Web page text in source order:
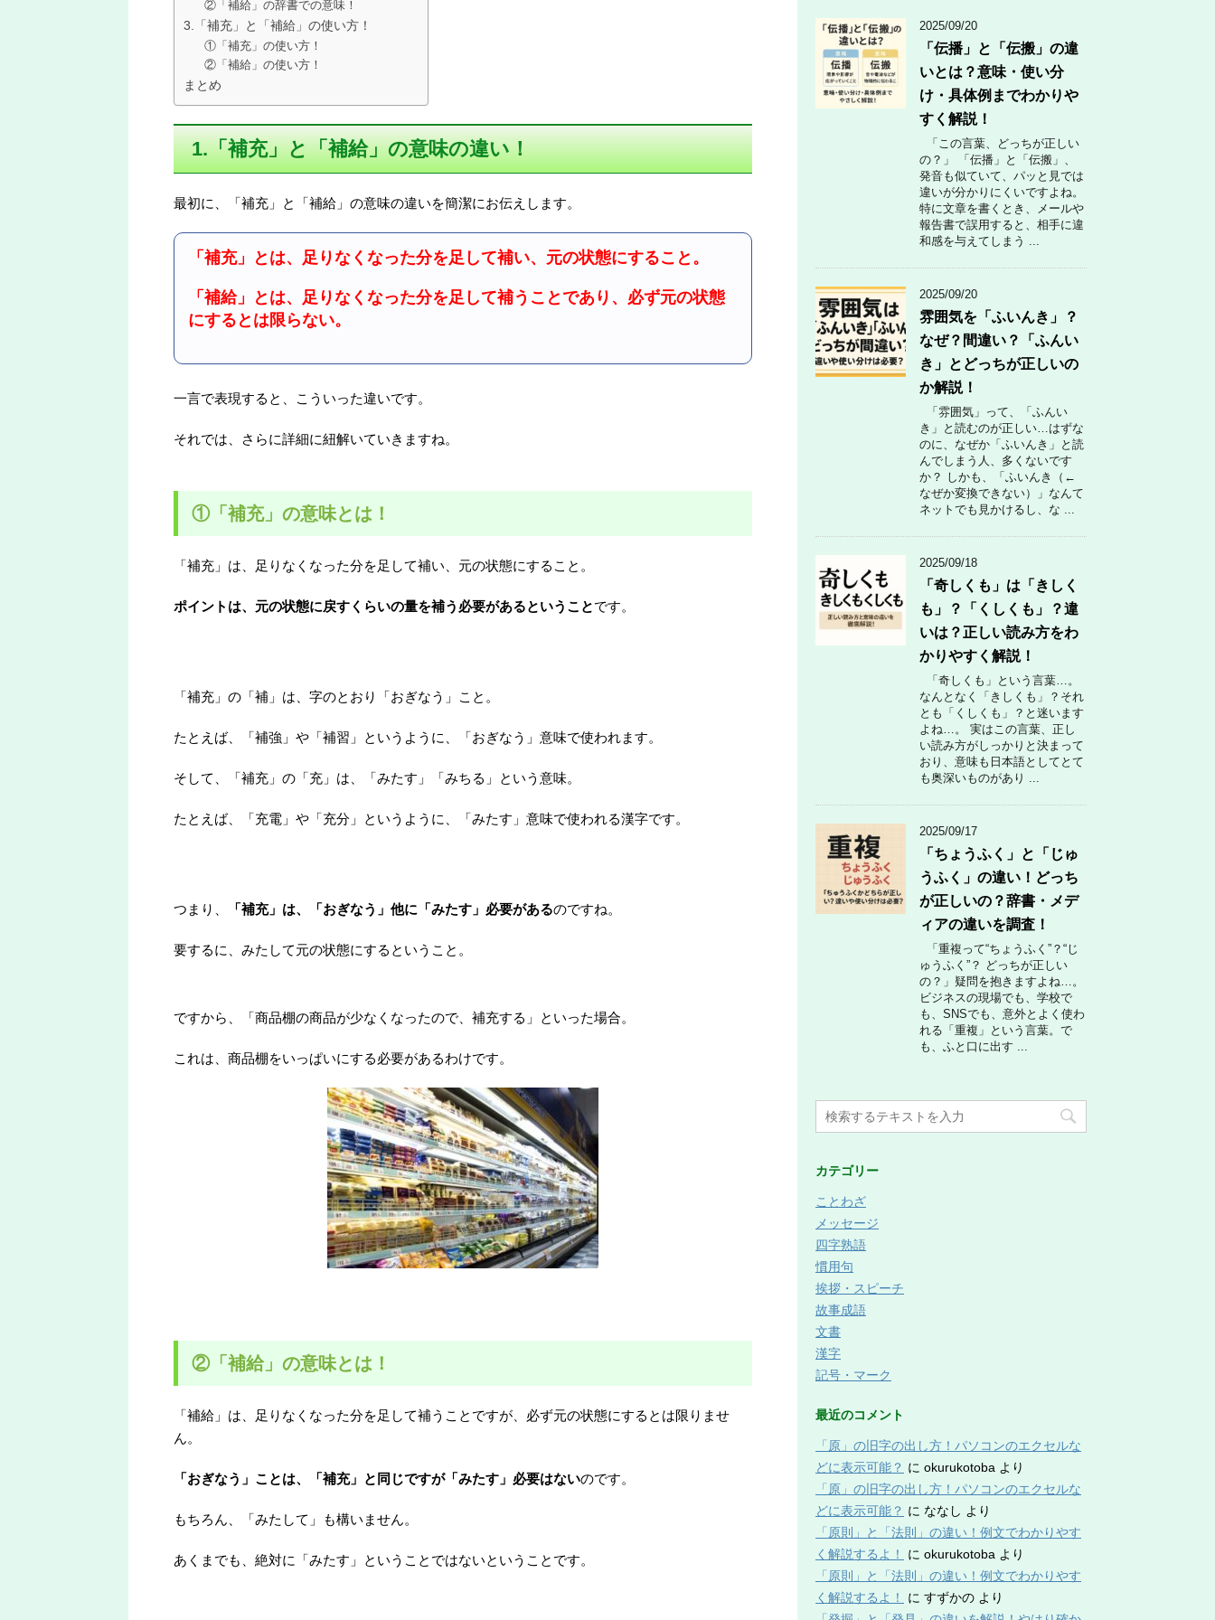
②「補給」の辞書での意味！
3.「補充」と「補給」の使い方！
①「補充」の使い方！
②「補給」の使い方！
まとめ
1.「補充」と「補給」の意味の違い！
最初に、「補充」と「補給」の意味の違いを簡潔にお伝えします。
「補充」とは、足りなくなった分を足して補い、元の状態にすること。
「補給」とは、足りなくなった分を足して補うことであり、必ず元の状態
にするとは限らない。
一言で表現すると、こういった違いです。
それでは、さらに詳細に紐解いていきますね。
①「補充」の意味とは！
「補充」は、足りなくなった分を足して補い、元の状態にすること。
ポイントは、元の状態に戻すくらいの量を補う必要があるということです。
「補充」の「補」は、字のとおり「おぎなう」こと。
たとえば、「補強」や「補習」というように、「おぎなう」意味で使われます。
そして、「補充」の「充」は、「みたす」「みちる」という意味。
たとえば、「充電」や「充分」というように、「みたす」意味で使われる漢字です。
つまり、 「補充」は、「おぎなう」他に「みたす」必要があるのですね。
要するに、みたして元の状態にするということ。
ですから、「商品棚の商品が少なくなったので、補充する」といった場合。
これは、商品棚をいっぱいにする必要があるわけです。
②「補給」の意味とは！
「補給」は、足りなくなった分を足して補うことですが、必ず元の状態にするとは限りませ
ん。
「おぎなう」ことは、「補充」と同じですが「みたす」必要はないのです。
もちろん、「みたして」も構いません。
あくまでも、絶対に「みたす」ということではないということです。
2025/09/20
「伝播」と「伝搬」の違
いとは？意味・使い分
け・具体例までわかりや
すく解説！
「この言葉、どっちが正しい
の？」 「伝播」と「伝搬」、
発音も似ていて、パッと見では
違いが分かりにくいですよね。
特に文章を書くとき、メールや
報告書で誤用すると、相手に違
和感を与えてしまう ...
2025/09/20
雰囲気を「ふいんき」？
なぜ？間違い？「ふんい
き」とどっちが正しいの
か解説！
「雰囲気」って、「ふんい
き」と読むのが正しい…はずな
のに、なぜか「ふいんき」と読
んでしまう人、多くないです
か？ しかも、「ふいんき（←
なぜか変換できない）」なんて
ネットでも見かけるし、な ...
2025/09/18
「奇しくも」は「きしく
も」？「くしくも」？違
いは？正しい読み方をわ
かりやすく解説！
「奇しくも」という言葉…。
なんとなく「きしくも」？それ
とも「くしくも」？と迷います
よね…。 実はこの言葉、正し
い読み方がしっかりと決まって
おり、意味も日本語としてとて
も奥深いものがあり ...
2025/09/17
「ちょうふく」と「じゅ
うふく」の違い！どっち
が正しいの？辞書・メデ
ィアの違いを調査！
「重複って“ちょうふく”？“じ
ゅうふく”？ どっちが正しい
の？」疑問を抱きますよね…。
ビジネスの現場でも、学校で
も、SNSでも、意外とよく使わ
れる「重複」という言葉。で
も、ふと口に出す ...
カテゴリー
ことわざ
メッセージ
四字熟語
慣用句
挨拶・スピーチ
故事成語
文書
漢字
記号・マーク
最近のコメント
「原」の旧字の出し方！パソコンのエクセルな
どに表示可能？ に okurukotoba より
「原」の旧字の出し方！パソコンのエクセルな
どに表示可能？ に ななし より
「原則」と「法則」の違い！例文でわかりやす
く解説するよ！
に okurukotoba より
「原則」と「法則」の違い！例文でわかりやす
く解説するよ！
に すずかの より